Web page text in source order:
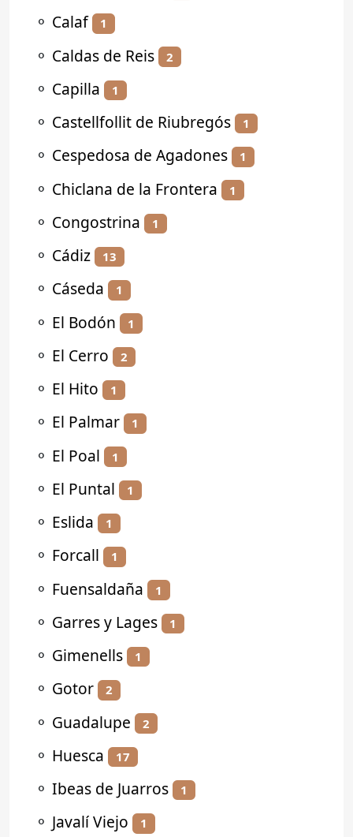
⚬ Calaf 1
⚬ Caldas de Reis 2
⚬ Capilla 1
⚬ Castellfollit de Riubregós 1
⚬ Cespedosa de Agadones 1
⚬ Chiclana de la Frontera 1
⚬ Congostrina 1
⚬ Cádiz 13
⚬ Cáseda 1
⚬ El Bodón 1
⚬ El Cerro 2
⚬ El Hito 1
⚬ El Palmar 1
⚬ El Poal 1
⚬ El Puntal 1
⚬ Eslida 1
⚬ Forcall 1
⚬ Fuensaldaña 1
⚬ Garres y Lages 1
⚬ Gimenells 1
⚬ Gotor 2
⚬ Guadalupe 2
⚬ Huesca 17
⚬ Ibeas de Juarros 1
⚬ Javalí Viejo 1